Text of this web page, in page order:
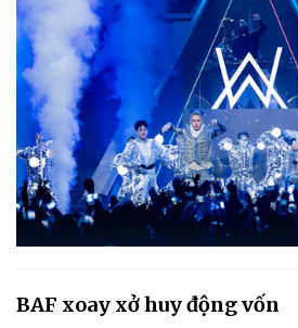
BAF xoay xở huy động vốn